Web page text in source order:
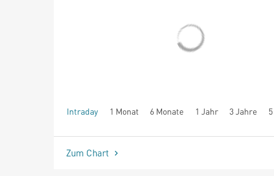
Intraday 1 Monat 6 Monate 1 Jahr 3 Jahre
seit Beginn
Zum Chart